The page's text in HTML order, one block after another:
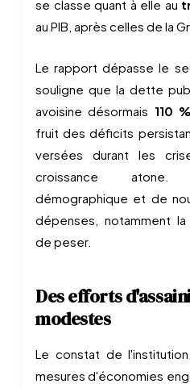
se classe quant à elle au
au PIB, après celles de la
Le rapport dépasse le
souligne que la dette
avoisine désormais 110
fruit des déficits
versées durant les
croissance atone.
démographique et de
dépenses, notamment
de peser.
Des efforts
modestes
Le constat de
mesures d'économies